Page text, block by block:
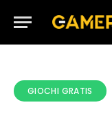
GIOCHI GRATIS